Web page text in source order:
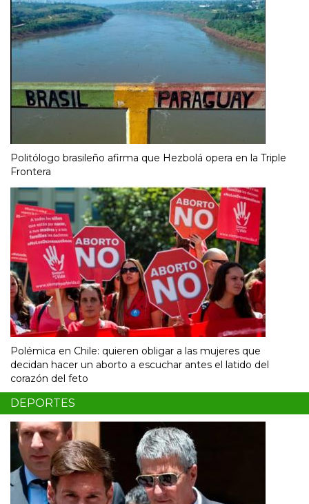
Politólogo brasileño afirma que Hezbolá opera en la Triple
Frontera
Polémica en Chile: quieren obligar a las mujeres que
decidan hacer un aborto a escuchar antes el latido del
corazón del feto
DEPORTES